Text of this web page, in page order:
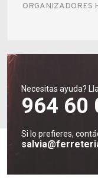
Contacto
ORGANIZADORES
Necesitas ayuda?
964 60
Si lo prefieres,